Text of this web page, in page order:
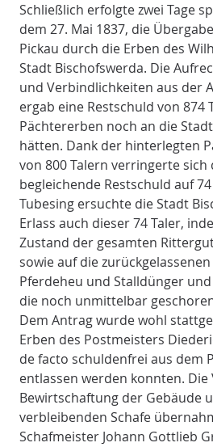
Schließlich erfolgte zwei Tage
dem 27. Mai 1837, die
Pickau durch die Erben des
Stadt Bischofswerda. Die
und Verbindlichkeiten aus der
ergab eine Restschuld von 874
Pächtererben noch an die
hätten. Dank der hinterlegten
von 800 Talern verringerte sich
begleichende Restschuld auf
Tubesing ersuchte die Stadt
Erlass auch dieser 74 Taler,
Zustand der gesamten
sowie auf die
Pferdeheu und Stalldünger
die noch unmittelbar
Dem Antrag wurde wohl
Erben des Postmeisters
de facto schuldenfrei aus dem
entlassen werden konnten.
Bewirtschaftung der Gebäude
verbleibenden Schafe
Schafmeister Johann Gottlieb